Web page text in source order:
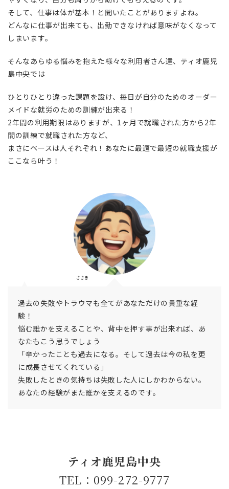
そして、仕事は体が基本！と聞いたことがありますよね。
どんなに仕事が出来ても、出勤できなければ意味がなくなって
しまいます。
そんなあらゆる悩みを抱えた様々な利用者さん達、ティオ鹿児
島中央では
ひとりひとり違った課題を設け、毎日が自分のためのオーダー
メイドな就労のための訓練が出来る！
2年間の利用期限はありますが、1ヶ月で就職された方から2年
間の訓練で就職された方など、
まさにペースは人それぞれ！あなたに最適で最短の就職支援が
ここなら叶う！
ささき
過去の失敗やトラウマも全てがあなただけの貴重な経
験！
悩む誰かを支えることや、背中を押す事が出来れば、あ
なたもこう思うでしょう
「辛かったことも過去になる。そして過去は今の私を更
に成長させてくれている」
失敗したときの気持ちは失敗した人にしかわからない。
あなたの経験がまた誰かを支えるのです。
ティオ鹿児島中央
TEL：099-272-9777